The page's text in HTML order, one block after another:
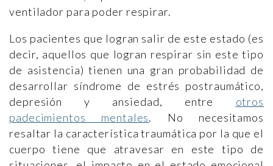
ventilador para poder respirar.
Los pacientes que logran salir de este estado (es
decir, aquellos que logran respirar sin este tipo
de asistencia) tienen una gran probabilidad de
desarrollar síndrome de estrés postraumático,
depresión y ansiedad, entre otros
padecimientos mentales. No necesitamos
resaltar la característica traumática por la que el
cuerpo tiene que atravesar en este tipo de